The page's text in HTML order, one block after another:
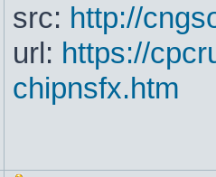
src: http://
url: https://
chipnsfx.htm